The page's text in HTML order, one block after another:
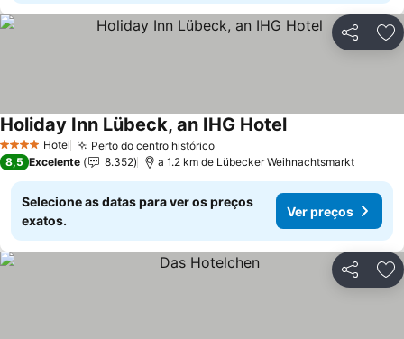
Partilhar
4 EstrelasHotel Perto do centro histórico
Holiday Inn Lübeck, an IHG Hotel
8,5 Excelente 8.352 a 1.2 km de Lübecker Weihnachtsmarkt
Selecione as datas para ver os preços
exatos.
Ver preços
Partilhar